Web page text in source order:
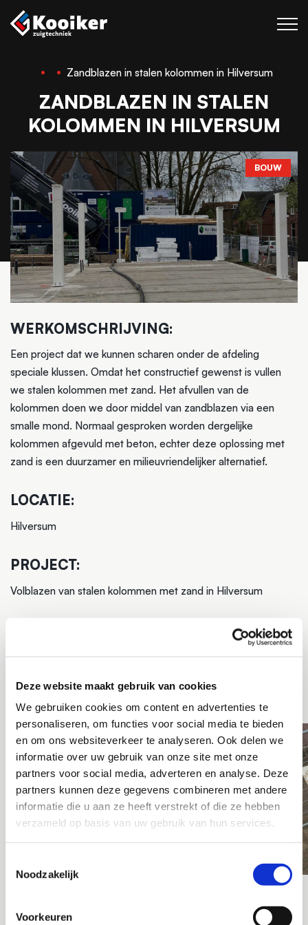
Deze website maakt gebruik van cookies
We gebruiken cookies om content en advertenties te
personaliseren, om functies voor social media te bieden
en om ons websiteverkeer te analyseren. Ook delen we
informatie over uw gebruik van onze site met onze
partners voor social media, adverteren en analyse. Deze
partners kunnen deze gegevens combineren met andere
informatie die u aan ze heeft verstrekt of die ze hebben
verzameld op basis van uw gebruik van hun services.
Noodzakelijk
Voorkeuren
Zuigtechniek
Blaastechniek
Over Kooiker
Werken bij
Contact
Zandblazen in stalen kolommen in Hilversum
ZANDBLAZEN IN STALEN
KOLOMMEN IN HILVERSUM
BOUW
WERKOMSCHRIJVING:
Een project dat we kunnen scharen onder de afdeling
speciale klussen. Omdat het constructief gewenst is vullen
we stalen kolommen met zand. Het afvullen van de
kolommen doen we door middel van zandblazen via een
smalle mond. Normaal gesproken worden dergelijke
kolommen afgevuld met beton, echter deze oplossing met
zand is een duurzamer en milieuvriendelijker alternatief.
LOCATIE:
Hilversum
PROJECT:
Volblazen van stalen kolommen met zand in Hilversum
Zandblazen